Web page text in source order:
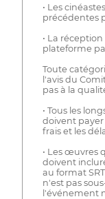
• Les
précédentes
• La
plateforme
Toute
l'avis du
pas à la
• Tous les
doivent payer
frais et les
• Les œuvres
doivent
au format
n'est pas
l'événement